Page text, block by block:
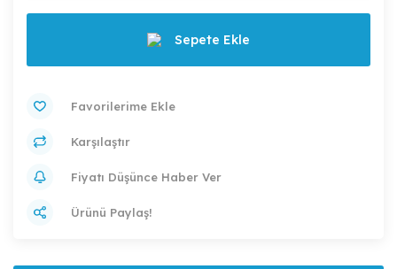
Sepete Ekle
Karşılaştır
Fiyatı Düşünce Haber Ver
Ürünü Paylaş!